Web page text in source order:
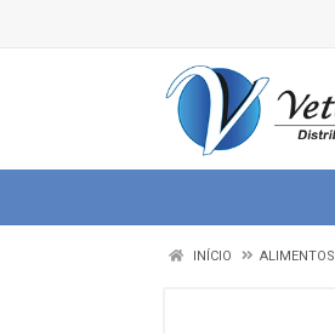
INÍCIO ALIMENTOS